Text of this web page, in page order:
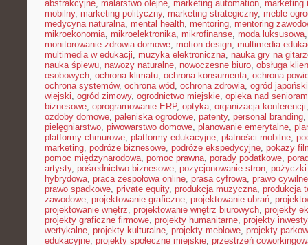
abstrakcyjne, malarstwo olejne, marketing automation, marketing
mobilny, marketing polityczny, marketing strategiczny, meble
medycyna naturalna, mental health, mentoring, mentoring
mikroekonomia, mikroelektronika, mikrofinanse, moda luksusowa
monitorowanie zdrowia domowe, motion design, multimedia
multimedia w edukacji, muzyka elektroniczna, nauka gry na
nauka śpiewu, nawozy naturalne, nowoczesne biuro, obsługa
osobowych, ochrona klimatu, ochrona konsumenta, ochrona
ochrona systemów, ochrona wód, ochrona zdrowia, ogród japoński
wiejski, ogród zimowy, ogrodnictwo miejskie, opieka nad
biznesowe, oprogramowanie ERP, optyka, organizacja konferencji
ozdoby domowe, paleniska ogrodowe, patenty, personal branding,
pielęgniarstwo, piwowarstwo domowe, planowanie emerytalne,
platformy chmurowe, platformy edukacyjne, płatności mobilne,
marketing, podróże biznesowe, podróże ekspedycyjne, pokazy
pomoc międzynarodowa, pomoc prawna, porady podatkowe,
artysty, pośrednictwo biznesowe, pozycjonowanie stron, pożyczki
hybrydowa, praca zespołowa online, prasa cyfrowa, prawo
prawo spadkowe, private equity, produkcja muzyczna, produkcja
zawodowe, projektowanie graficzne, projektowanie ubrań,
projektowanie wnętrz, projektowanie wnętrz biurowych, projekty
projekty graficzne firmowe, projekty humanitarne, projekty
wertykalne, projekty kulturalne, projekty meblowe, projekty
edukacyjne, projekty społeczne miejskie, przestrzeń